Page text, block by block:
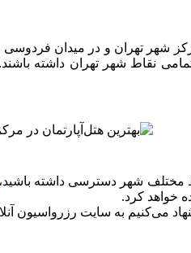
نقاط شهر تهران داشته
مختلف شهر دسترسی داشته
خواهد کرد.
آنلاین هتل رهی نو مراجعه